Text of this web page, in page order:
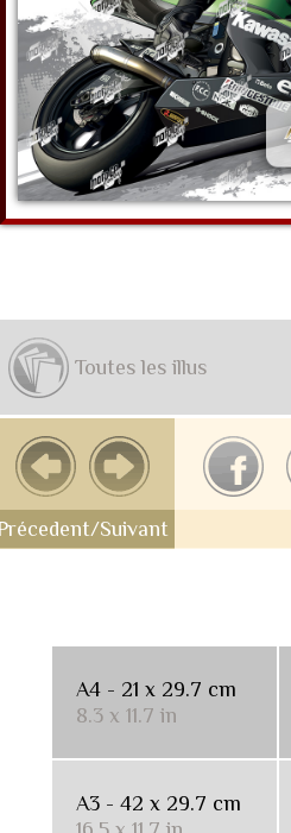
Toutes les illus
Suivant
A4 - 21 x 29.7 cm
8.3 x 11.7 in
A3 - 42 x 29.7 cm